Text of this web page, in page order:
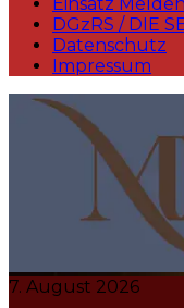
DGzRS / DIE
Datenschutz
Impressum
MeMa
7. August 2026